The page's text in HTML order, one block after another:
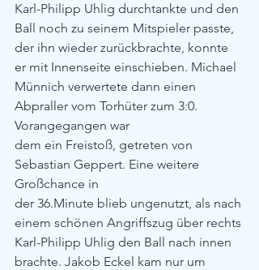
Karl-Philipp Uhlig durchtankte und den
Ball noch zu seinem Mitspieler passte,
der ihn wieder zurückbrachte, konnte
er mit Innenseite einschieben. Michael
Münnich verwertete dann einen
Abpraller vom Torhüter zum 3:0.
Vorangegangen war
dem ein Freistoß, getreten von
Sebastian Geppert. Eine weitere
Großchance in
der 36.Minute blieb ungenutzt, als nach
einem schönen Angriffszug über rechts
Karl-Philipp Uhlig den Ball nach innen
brachte. Jakob Eckel kam nur um